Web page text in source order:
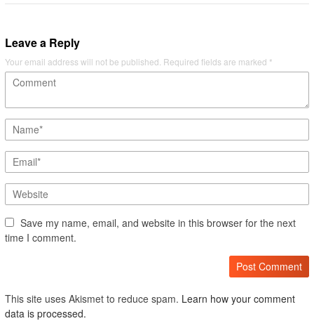
Leave a Reply
Your email address will not be published. Required fields are marked *
Save my name, email, and website in this browser for the next
time I comment.
This site uses Akismet to reduce spam. Learn how your comment
data is processed.